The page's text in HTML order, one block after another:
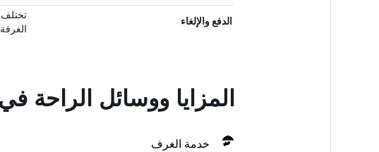
الدفع والإلغاء
المزايا ووسائل الراحة
خدمة الغرف